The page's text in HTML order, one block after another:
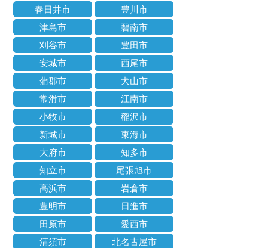
春日井市
豊川市
津島市
碧南市
刈谷市
豊田市
安城市
西尾市
蒲郡市
犬山市
常滑市
江南市
小牧市
稲沢市
新城市
東海市
大府市
知多市
知立市
尾張旭市
高浜市
岩倉市
豊明市
日進市
田原市
愛西市
清須市
北名古屋市